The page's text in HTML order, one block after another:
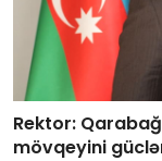
Rektor:
mövqeyini